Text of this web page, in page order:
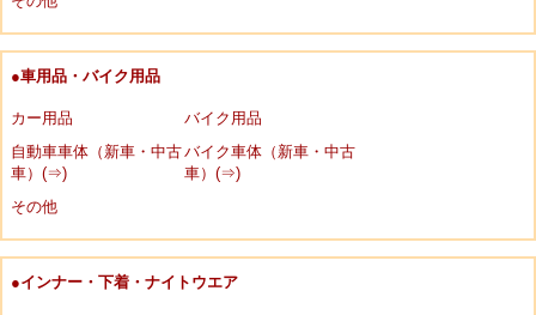
●車用品・バイク用品
カー用品
バイク用品
自動車車体（新車・中古
車）(⇒)
バイク車体（新車・中古
車）(⇒)
その他
●インナー・下着・ナイトウエア